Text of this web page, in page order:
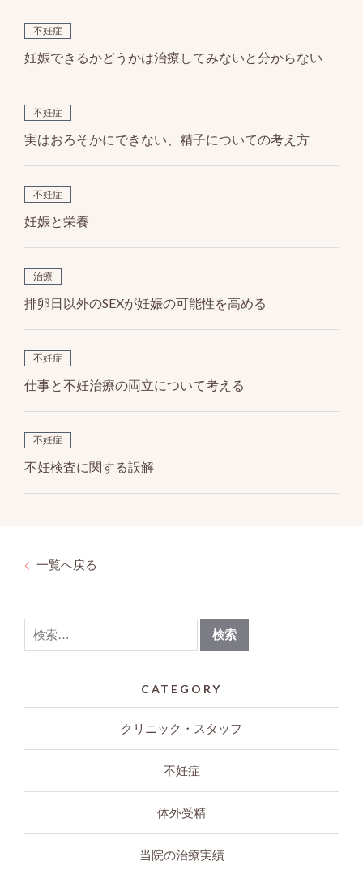
不妊症
妊娠できるかどうかは治療してみないと分からない
不妊症
実はおろそかにできない、精子についての考え方
不妊症
妊娠と栄養
治療
排卵日以外のSEXが妊娠の可能性を高める
不妊症
仕事と不妊治療の両立について考える
不妊症
不妊検査に関する誤解
一覧へ戻る
CATEGORY
クリニック・スタッフ
不妊症
体外受精
当院の治療実績